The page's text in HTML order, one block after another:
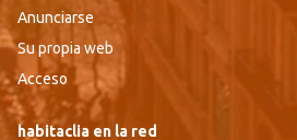
Anunciarse
Su propia web
Acceso
habitaclia en la red